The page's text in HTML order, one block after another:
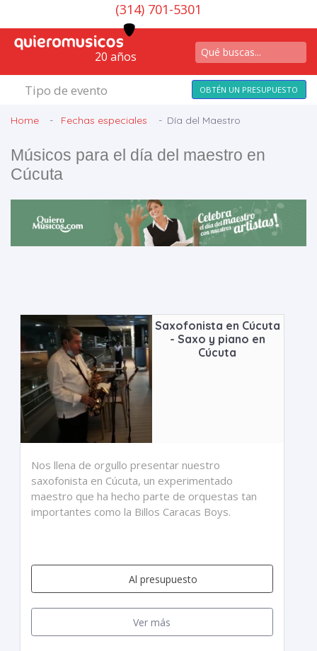
(314) 701-5301
20 años
Tipo de evento OBTÉN UN PRESUPUESTO
Home Fechas especiales Día del Maestro
Músicos para el día del maestro en
Cúcuta
Saxofonista en Cúcuta
- Saxo y piano en
Cúcuta
Nos llena de orgullo presentar nuestro
saxofonista en Cúcuta, un experimentado
maestro que ha hecho parte de orquestas tan
importantes como la Billos Caracas Boys.
Al presupuesto
Ver más